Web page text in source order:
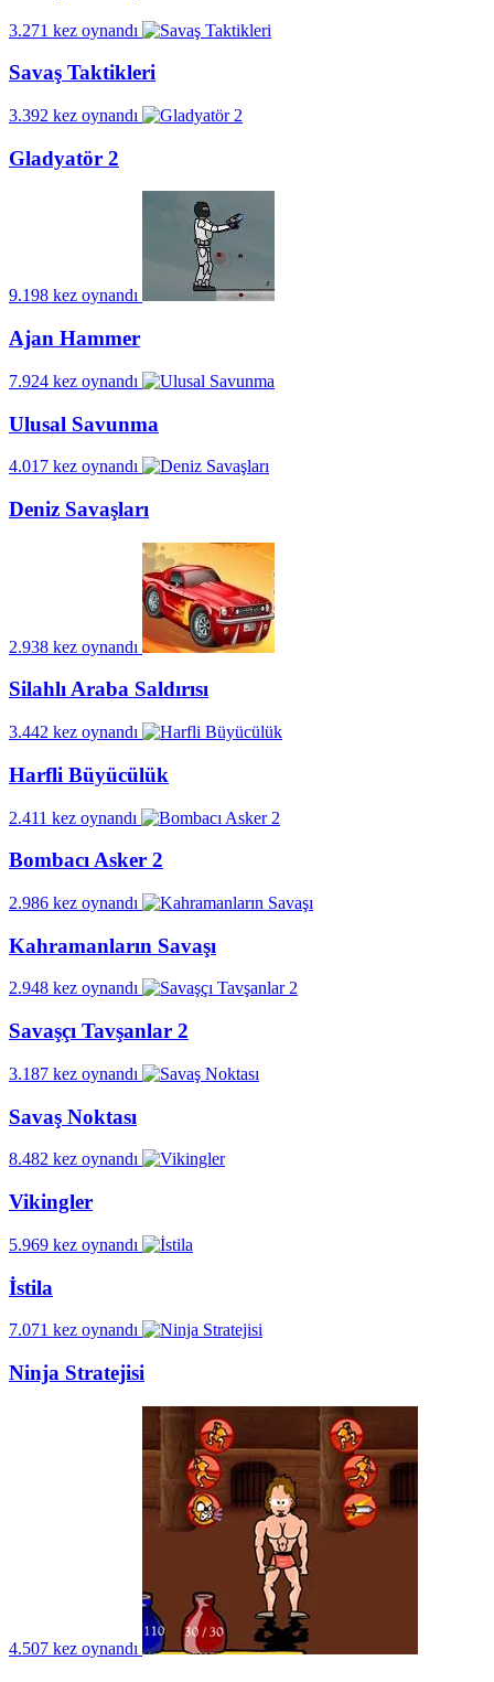
3.271 kez oynandı
Savaş Taktikleri
3.392 kez oynandı
Gladyatör 2
9.198 kez oynandı
Ajan Hammer
7.924 kez oynandı
Ulusal Savunma
4.017 kez oynandı
Deniz Savaşları
2.938 kez oynandı
Silahlı Araba Saldırısı
3.442 kez oynandı
Harfli Büyücülük
2.411 kez oynandı
Bombacı Asker 2
2.986 kez oynandı
Kahramanların Savaşı
2.948 kez oynandı
Savaşçı Tavşanlar 2
3.187 kez oynandı
Savaş Noktası
8.482 kez oynandı
Vikingler
5.969 kez oynandı
İstila
7.071 kez oynandı
Ninja Stratejisi
4.507 kez oynandı